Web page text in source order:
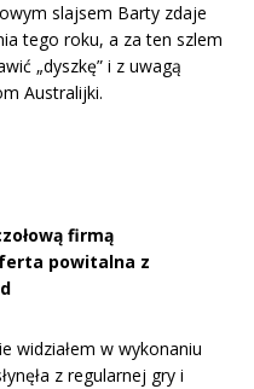
slajsem Barty zdaje
tego roku, a za ten szlem
„dyszkę” i z uwagą
Australijki.
firmą
powitalna z
widziałem w wykonaniu
z regularnej gry i